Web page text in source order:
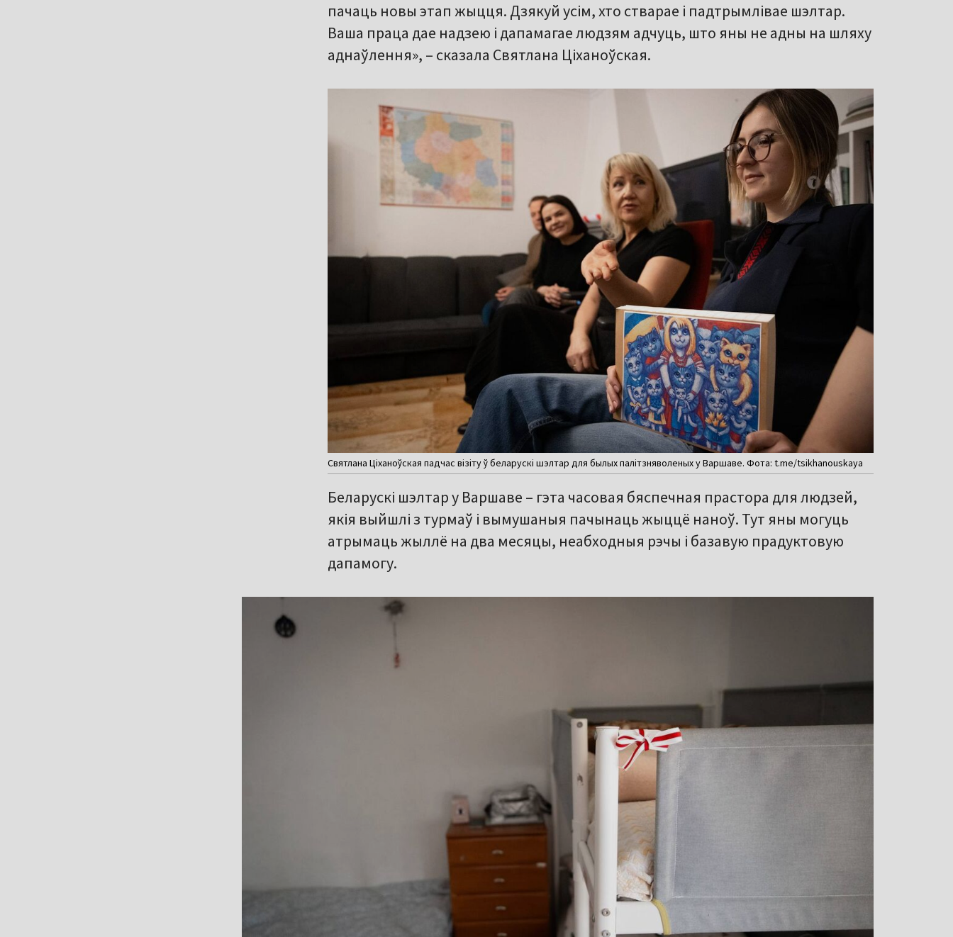
пачаць новы этап жыцця. Дзякуй усім, хто стварае і падтрымлівае шэлтар.
Ваша праца дае надзею і дапамагае людзям адчуць, што яны не адны на шляху
аднаўлення», – сказала Святлана Ціханоўская.
Святлана Ціханоўская падчас візіту ў беларускі шэлтар для былых палітзняволеных у Варшаве. Фота: t.me/tsikhanouskaya
Беларускі шэлтар у Варшаве – гэта часовая бяспечная прастора для людзей,
якія выйшлі з турмаў і вымушаныя пачынаць жыццё наноў. Тут яны могуць
атрымаць жыллё на два месяцы, неабходныя рэчы і базавую прадуктовую
дапамогу.